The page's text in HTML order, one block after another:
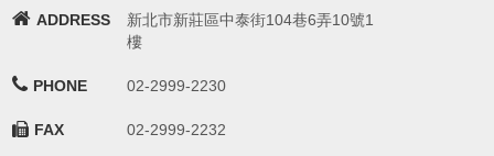
ADDRESS
新北市新莊區中泰街104巷6弄10號1
樓
PHONE 02-2999-2230
FAX 02-2999-2232